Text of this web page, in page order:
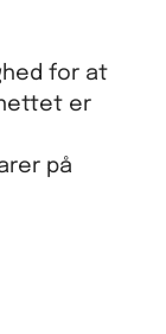
for at
er
på